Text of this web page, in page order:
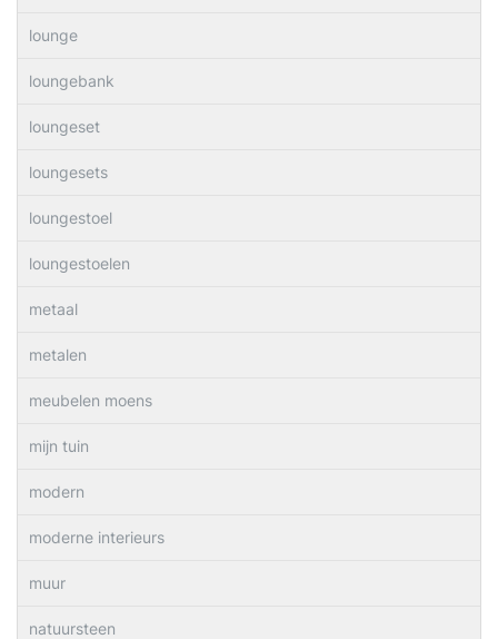
lounge
loungebank
loungeset
loungesets
loungestoel
loungestoelen
metaal
metalen
meubelen moens
mijn tuin
modern
moderne interieurs
muur
natuursteen